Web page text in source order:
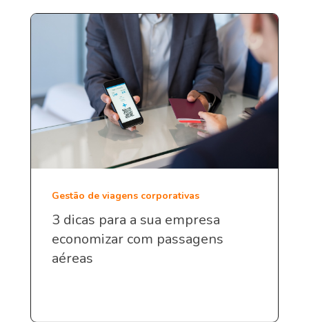
Gestão de viagens corporativas
3 dicas para a sua empresa
economizar com passagens
aéreas